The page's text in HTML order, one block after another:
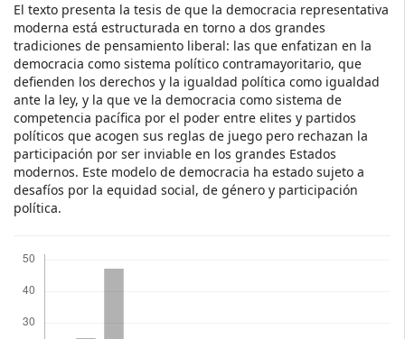
El texto presenta la tesis de que la democracia representativa
moderna está estructurada en torno a dos grandes
tradiciones de pensamiento liberal: las que enfatizan en la
democracia como sistema político contramayoritario, que
defienden los derechos y la igualdad política como igualdad
ante la ley, y la que ve la democracia como sistema de
competencia pacífica por el poder entre elites y partidos
políticos que acogen sus reglas de juego pero rechazan la
participación por ser inviable en los grandes Estados
modernos. Este modelo de democracia ha estado sujeto a
desafíos por la equidad social, de género y participación
política.